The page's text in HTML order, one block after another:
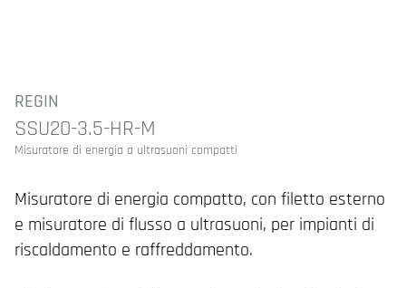
REGIN
SSU20-3.5-HR-M
Misuratore di energia a ultrasuoni compatti
Misuratore di energia compatto, con filetto esterno
e misuratore di flusso a ultrasuoni, per impianti di
riscaldamento e raffreddamento.